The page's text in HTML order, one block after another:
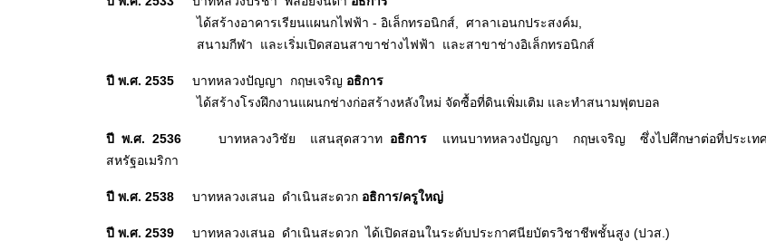
ได้สร้างอาคารเรียนแผนกไฟฟ้า - อิเล็กทรอนิกส์, ศาลาเอนกประสงค์ม,
สนามกีฬา และเริ่มเปิดสอนสาขาช่างไฟฟ้า และสาขาช่างอิเล็กทรอนิกส์
ปี พ.ศ. 2535 บาทหลวงปัญญา กฤษเจริญ อธิการ
ได้สร้างโรงฝึกงานแผนกช่างก่อสร้างหลังใหม่ จัดซื้อที่ดินเพิ่มเติม และทำสนามฟุตบอล
ปี พ.ศ. 2536 บาทหลวงวิชัย แสนสุดสวาท อธิการ แทนบาทหลวงปัญญา กฤษเจริญ ซึ่งไปศึกษาต่อที่ประเท
สหรัฐอเมริกา
ปี พ.ศ. 2538 บาทหลวงเสนอ ดำเนินสะดวก อธิการ/ครูใหญ่
ปี พ.ศ. 2539
บาทหลวงเสนอ ดำเนินสะดวก ได้เปิดสอนในระดับประกาศนียบัตรวิชาชีพชั้นสูง (ปวส.)